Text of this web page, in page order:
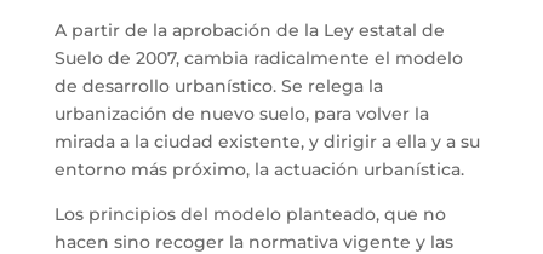
A partir de la aprobación de la Ley estatal de
Suelo de 2007, cambia radicalmente el modelo
de desarrollo urbanístico. Se relega la
urbanización de nuevo suelo, para volver la
mirada a la ciudad existente, y dirigir a ella y a su
entorno más próximo, la actuación urbanística.
Los principios del modelo planteado, que no
hacen sino recoger la normativa vigente y las